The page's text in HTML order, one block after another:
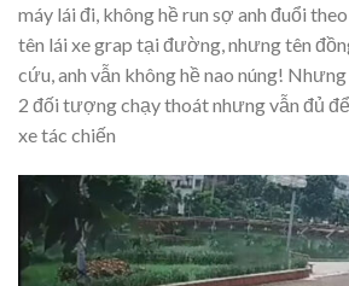
máy lái đi, không hề run sợ anh đuổi
tên lái xe grap tại đường, nhưng tên
cứu, anh vẫn không hề nao núng!
2 đối tượng chạy thoát nhưng vẫn đủ
xe tác chiến